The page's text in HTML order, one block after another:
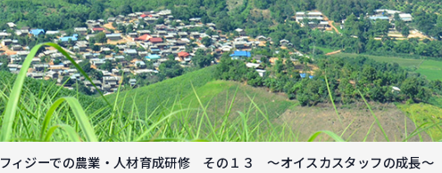
フィジーでの農業・人材育成研修 その１３ ～オイスカスタッフの成長～